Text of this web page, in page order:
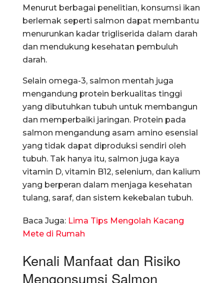
Menurut berbagai penelitian, konsumsi ikan
berlemak seperti salmon dapat membantu
menurunkan kadar trigliserida dalam darah
dan mendukung kesehatan pembuluh
darah.
Selain omega-3, salmon mentah juga
mengandung protein berkualitas tinggi
yang dibutuhkan tubuh untuk membangun
dan memperbaiki jaringan. Protein pada
salmon mengandung asam amino esensial
yang tidak dapat diproduksi sendiri oleh
tubuh. Tak hanya itu, salmon juga kaya
vitamin D, vitamin B12, selenium, dan kalium
yang berperan dalam menjaga kesehatan
tulang, saraf, dan sistem kekebalan tubuh.
Baca Juga: Lima Tips Mengolah Kacang
Mete di Rumah
Kenali Manfaat dan Risiko
Mengonsumsi Salmon